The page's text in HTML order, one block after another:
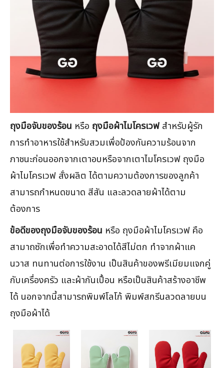
ถุงมือจับของร้อน หรือ ถุงมือผ้าไมโครเวฟ สำหรับผู้รัก
การทำอาหารใช้สำหรับสวมเพื่อป้องกันความร้อนจาก
ภาชนะก่อนออกจากเตาอบหรือจากเตาไมโครเวฟ ถุงมือ
ผ้าไมโครเวฟ สั่งผลิต ได้ตามความต้องการของลูกค้า
สามารถกำหนดขนาด สีสัน และลวดลายผ้าได้ตาม
ต้องการ
ข้อดีของถุงมือจับของร้อน หรือ ถุงมือผ้าไมโครเวฟ คือ
สามาถซักเพื่อทำความสะอาดได้สีไม่ตก ทำจากผ้าแค
นวาส ทนทานต่อการใช้งาน เป็นสินค้าของพรีเมียมแจกคู่
กับเครื่องครัว และผ้ากันเปื้อน หรือเป็นสินค้าสร้างอาชีพ
ได้ นอกจากนี้สามารถพิมพ์โลโก้ พิมพ์สกรีนลวดลายบน
ถุงมือผ้าได้